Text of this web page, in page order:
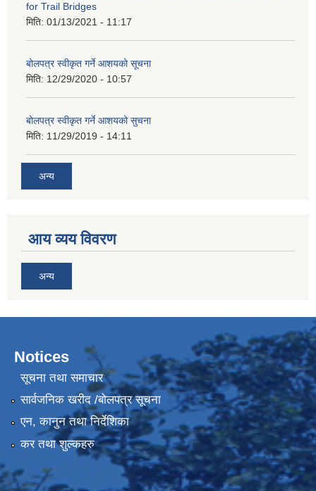
for Trail Bridges
मिति: 01/13/2021 - 11:17
बोलपत्र स्वीकृत गर्ने आशयको सूचना
मिति: 12/29/2020 - 10:57
बोलपत्र स्वीकृत गर्ने आशयको सुचना
मिति: 11/29/2019 - 14:11
अन्य
आय व्यय विवरण
अन्य
Notices
सूचना तथा समाचार
सार्वजनिक खरीद /बोलपत्र सूचना
एन, कानुन तथा निर्देशिका
कर तथा शुल्कहरु